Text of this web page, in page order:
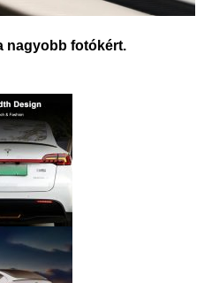
nagyobb fotókért.